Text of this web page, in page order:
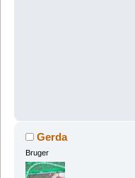
Gerda
Bruger